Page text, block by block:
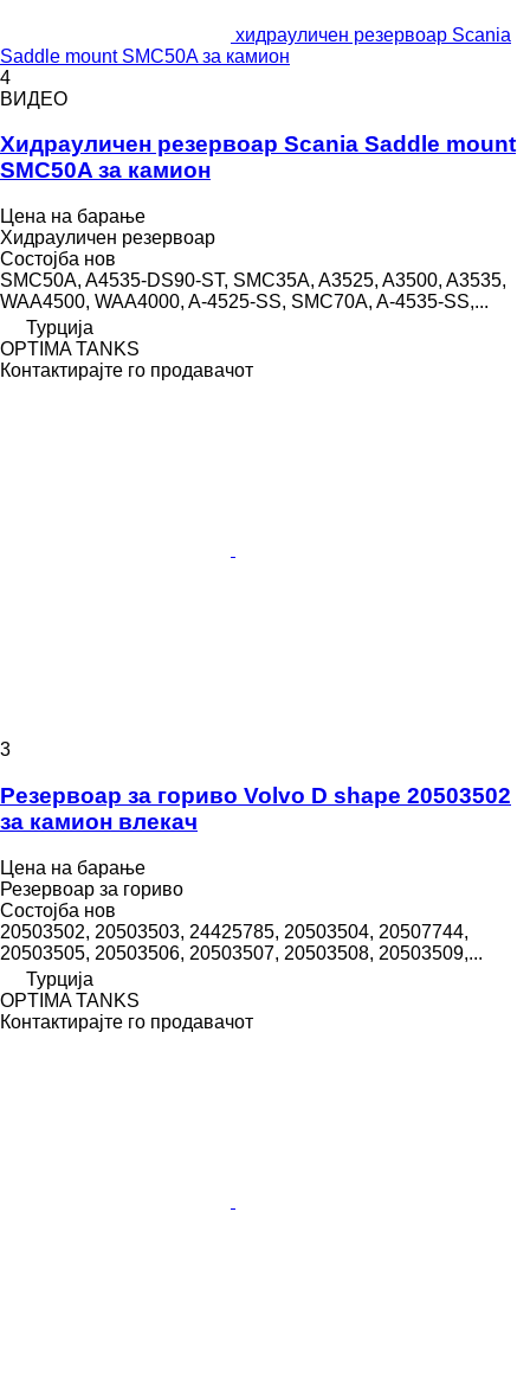
хидрауличен резервоар Scania
Saddle mount SMC50A за камион
4
ВИДЕО
Хидрауличен резервоар Scania Saddle mount
SMC50A за камион
Цена на барање
Хидрауличен резервоар
Состојба нов
SMC50A, A4535-DS90-ST, SMC35A, A3525, A3500, A3535,
WAA4500, WAA4000, A-4525-SS, SMC70A, A-4535-SS,...
Турција
OPTIMA TANKS
Контактирајте го продавачот
3
Резервоар за гориво Volvo D shape 20503502
за камион влекач
Цена на барање
Резервоар за гориво
Состојба нов
20503502, 20503503, 24425785, 20503504, 20507744,
20503505, 20503506, 20503507, 20503508, 20503509,...
Турција
OPTIMA TANKS
Контактирајте го продавачот